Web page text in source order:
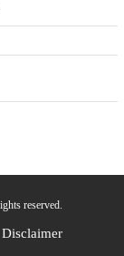
reserved.
Disclaimer